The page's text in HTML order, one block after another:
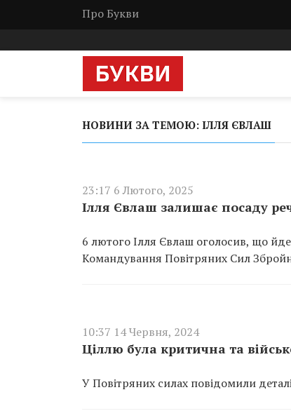
Про Букви
НОВИНИ ЗА ТЕМОЮ: ІЛЛЯ ЄВЛАШ
23:17 6 Лютого, 2025
Ілля Євлаш залишає посаду
6 лютого Ілля Євлаш оголосив, що
Командування Повітряних Сил
10:37 14 Червня, 2024
Ціллю була критична та
У Повітряних силах повідомили